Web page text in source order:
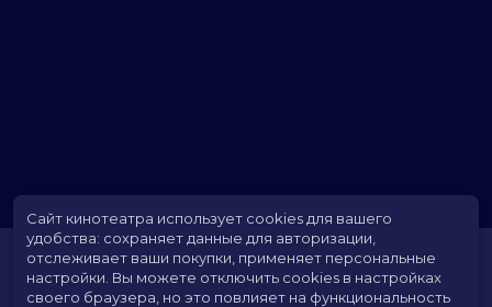
Сайт кинотеатра использует cookies для вашего
удобства: сохраняет данные для авторизации,
отслеживает ваши покупки, применяет персональные
настройки. Вы можете отключить cookies в настройках
своего браузера, но это повлияет на функциональность